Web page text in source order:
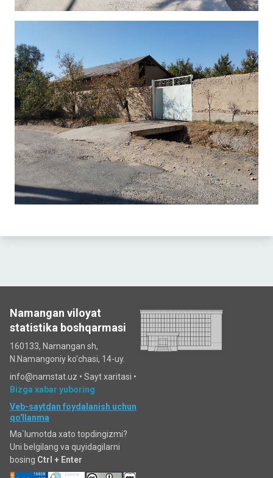
Namangan viloyat
statistika boshqarmasi
160133, Namangan sh,
N.Namangoniy ko'chasi, 14-uy.
info@namstat.uz • Sayt xaritasi •
Bizga xabar yuboring
Veb-saytdan foydalanish uchun
qo'llanma
Ma`lumotda xato topdingizmi?
Uni belgilang va quyidagilarni
bosing Ctrl + Enter